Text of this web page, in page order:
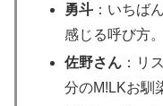
勇斗 ：いちば
感じる呼び方。
佐野さん ：リ
分のM!LKお馴